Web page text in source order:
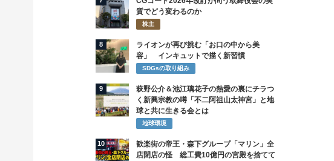
質でどう変わるのか
株主
8
ライオンが再び挑む「お口の中から美
容」 インキュットで描く新習慣
SDGsの取り組み
9
萩野公介＆池江璃花子の熱愛の裏にチラつ
く新興宗教の噂「不二阿祖山太神宮」と地
球と共に生きる会とは
地球環境
10
歓楽街の帝王・森下グループ「マリン」全
店閉店の怪 総工費10億円の宮殿を捨てて